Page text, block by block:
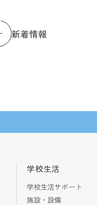
新着情報
学校生活
学校生活サポート
施設・設備